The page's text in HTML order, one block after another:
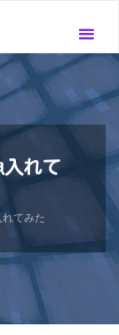
れて
てみた